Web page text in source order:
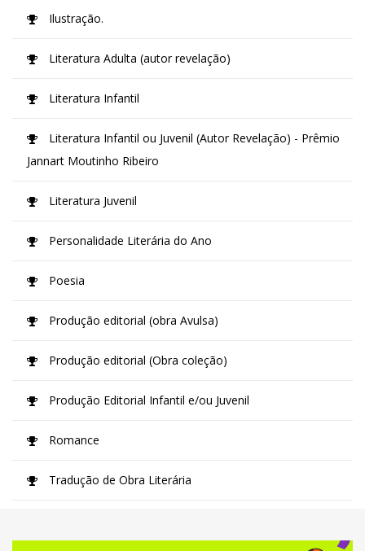
Ilustração.
Literatura Adulta (autor revelação)
Literatura Infantil
Literatura Infantil ou Juvenil (Autor Revelação) - Prêmio
Jannart Moutinho Ribeiro
Literatura Juvenil
Personalidade Literária do Ano
Poesia
Produção editorial (obra Avulsa)
Produção editorial (Obra coleção)
Produção Editorial Infantil e/ou Juvenil
Romance
Tradução de Obra Literária